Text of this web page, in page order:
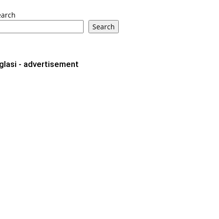
Search
- advertisement